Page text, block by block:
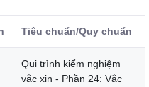
Tiêu chuẩn/Quy chuẩn
Qui trình kiểm nghiệm
vắc xin - Phần 24: Vắc